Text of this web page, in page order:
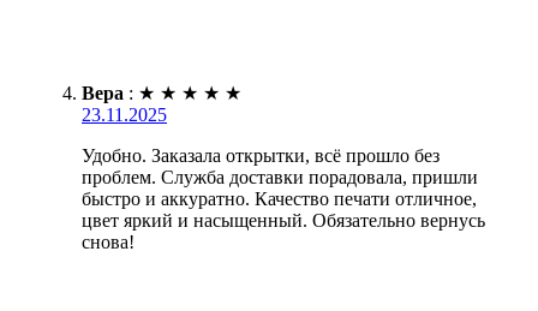
Вера : ★ ★ ★ ★ ★
23.11.2025
Удобно. Заказала открытки, всё прошло без
проблем. Служба доставки порадовала, пришли
быстро и аккуратно. Качество печати отличное,
цвет яркий и насыщенный. Обязательно вернусь
снова!